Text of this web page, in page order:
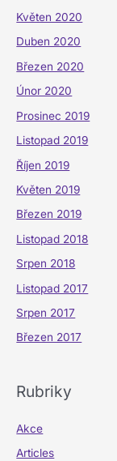
Květen 2020
Duben 2020
Březen 2020
Únor 2020
Prosinec 2019
Listopad 2019
Říjen 2019
Květen 2019
Březen 2019
Listopad 2018
Srpen 2018
Listopad 2017
Srpen 2017
Březen 2017
Rubriky
Akce
Articles